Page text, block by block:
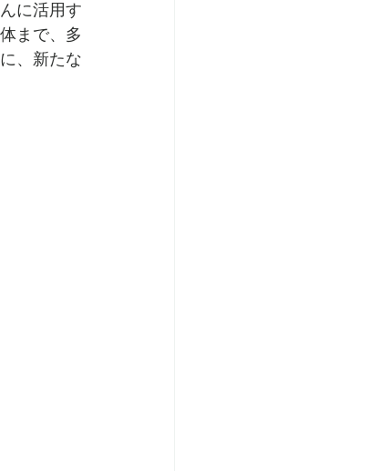
に活用す
まで、多
、新たな